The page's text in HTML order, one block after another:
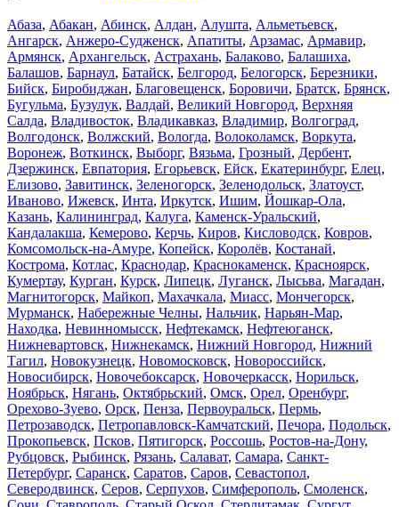
Абаза, Абакан, Абинск, Алдан, Алушта, Альметьевск,
Ангарск, Анжеро-Судженск, Апатиты, Арзамас, Армавир,
Армянск, Архангельск, Астрахань, Балаково, Балашиха,
Балашов, Барнаул, Батайск, Белгород, Белогорск, Березники,
Бийск, Биробиджан, Благовещенск, Боровичи, Братск, Брянск,
Бугульма, Бузулук, Валдай, Великий Новгород, Верхняя
Салда, Владивосток, Владикавказ, Владимир, Волгоград,
Волгодонск, Волжский, Вологда, Волоколамск, Воркута,
Воронеж, Воткинск, Выборг, Вязьма, Грозный, Дербент,
Дзержинск, Евпатория, Егорьевск, Ейск, Екатеринбург, Елец,
Елизово, Завитинск, Зеленогорск, Зеленодольск, Златоуст,
Иваново, Ижевск, Инта, Иркутск, Ишим, Йошкар-Ола,
Казань, Калининград, Калуга, Каменск-Уральский,
Кандалакша, Кемерово, Керчь, Киров, Кисловодск, Ковров,
Комсомольск-на-Амуре, Копейск, Королёв, Костанай,
Кострома, Котлас, Краснодар, Краснокаменск, Красноярск,
Кумертау, Курган, Курск, Липецк, Луганск, Лысьва, Магадан,
Магнитогорск, Майкоп, Махачкала, Миасс, Мончегорск,
Мурманск, Набережные Челны, Нальчик, Нарьян-Мар,
Находка, Невинномысск, Нефтекамск, Нефтеюганск,
Нижневартовск, Нижнекамск, Нижний Новгород, Нижний
Тагил, Новокузнецк, Новомосковск, Новороссийск,
Новосибирск, Новочебоксарск, Новочеркасск, Норильск,
Ноябрьск, Нягань, Октябрьский, Омск, Орел, Оренбург,
Орехово-Зуево, Орск, Пенза, Первоуральск, Пермь,
Петрозаводск, Петропавловск-Камчатский, Печора, Подольск,
Прокопьевск, Псков, Пятигорск, Россошь, Ростов-на-Дону,
Рубцовск, Рыбинск, Рязань, Салават, Самара, Санкт-
Петербург, Саранск, Саратов, Саров, Севастопол,
Северодвинск, Серов, Серпухов, Симферополь, Смоленск,